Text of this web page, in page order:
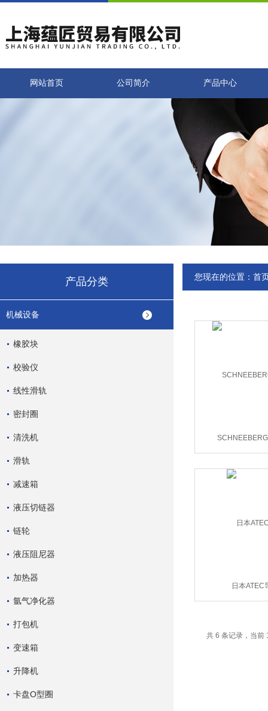
网站首页 公司简介 产品中心
产品分类
机械设备
橡胶块
校验仪
线性滑轨
密封圈
清洗机
滑轨
减速箱
液压切链器
链轮
液压阻尼器
加热器
氩气净化器
打包机
变速箱
升降机
卡盘O型圈
您现在的位置： 首
日本ATEC
共 6 条记录，当